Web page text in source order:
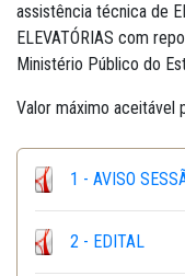
assistência técnica de
ELEVATÓRIAS com
Ministério Público do
Valor máximo aceitável
1 - AVISO
2 - EDITAL